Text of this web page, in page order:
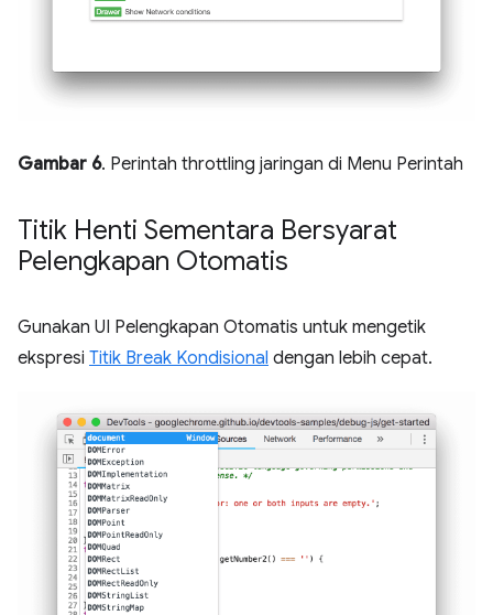
Gambar 6. Perintah throttling jaringan di Menu Perintah
Titik Henti Sementara Bersyarat
Pelengkapan Otomatis
Gunakan UI Pelengkapan Otomatis untuk mengetik
ekspresi Titik Break Kondisional dengan lebih cepat.